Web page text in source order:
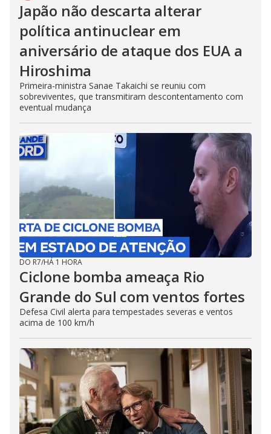
Japão não descarta alterar
política antinuclear em
aniversário de ataque dos EUA a
Hiroshima
Primeira-ministra Sanae Takaichi se reuniu com
sobreviventes, que transmitiram descontentamento com
eventual mudança
DO R7/HÁ 1 HORA
Ciclone bomba ameaça Rio
Grande do Sul com ventos fortes
Defesa Civil alerta para tempestades severas e ventos
acima de 100 km/h